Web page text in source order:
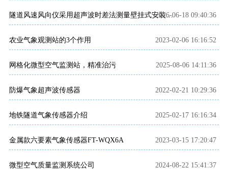
隧道风速风向仪采用超声波时差法测量壁挂式安装点的水平风速风向
2026-06-18 09:40:36
农业气象观测站的3个作用 2023-02-06 16:16:52
网格化微型空气监测站，精准治污 2025-08-06 14:11:36
防爆气象超声波传感器 2022-02-21 10:29:36
地铁隧道气象传感器介绍 2025-02-17 16:16:34
金属款六要素气象传感器FT-WQX6A 2023-03-15 17:20:47
微型空气质量监测系统公司 2024-08-22 15:41:37